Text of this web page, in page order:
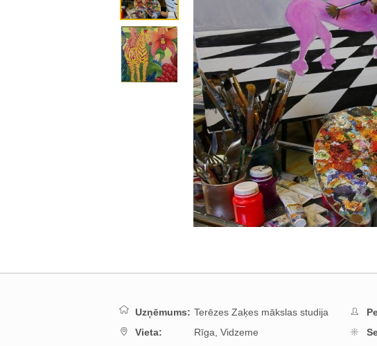
Previous
Uzņēmums: Terēzes Zaķes mākslas studija
Vieta:
Rīga, Vidzeme